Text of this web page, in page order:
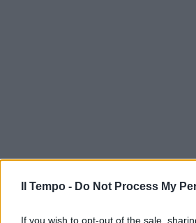
Il Tempo - Do Not Process My
If you wish to opt-out of the sale,